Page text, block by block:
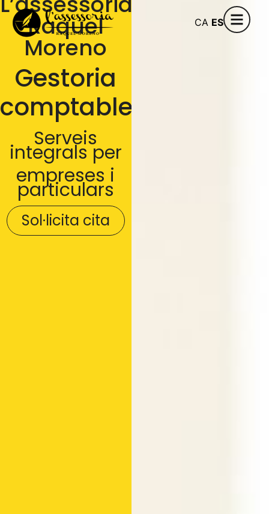
CA ES
Raquel
Moreno
Gestoria
comptable
Serveis
integrals per
empreses i
particulars
Sol·licita cita